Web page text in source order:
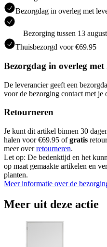
Bezorgdag in overleg met
Bezorging tussen 13
Thuisbezorgd voor €69.95
Bezorgdag in overleg met
De leverancier geeft een
voor de bezorging contact met je
Retourneren
Je kunt dit artikel binnen 30
halen voor €69.95 ofgratis
meer overretourneren.
Let op: De bedenktijd en het
op maat gemaakte artikelen en
planten.
Meer informatie over de
Meer uit deze actie